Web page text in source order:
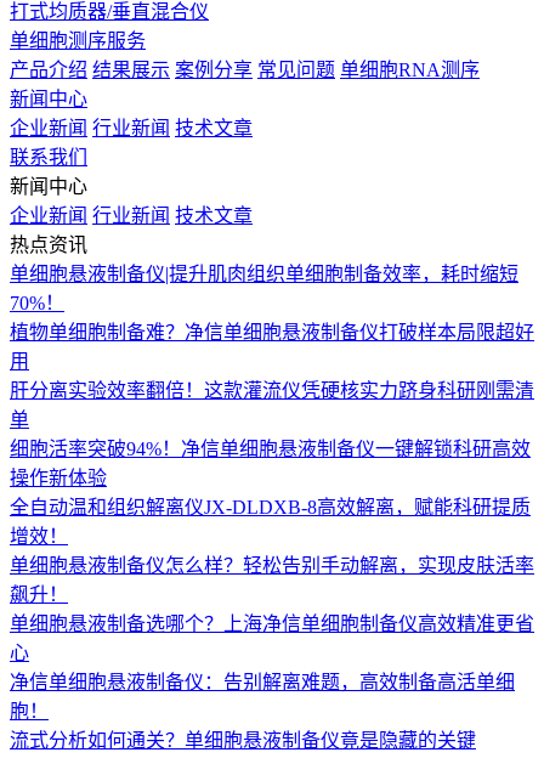
打式均质器/垂直混合仪
单细胞测序服务
产品介绍 结果展示 案例分享 常见问题 单细胞RNA测序
新闻中心
企业新闻 行业新闻 技术文章
联系我们
新闻中心
企业新闻 行业新闻 技术文章
热点资讯
单细胞悬液制备仪|提升肌肉组织单细胞制备效率，耗时缩短
70%！
植物单细胞制备难？净信单细胞悬液制备仪打破样本局限超好
用
肝分离实验效率翻倍！这款灌流仪凭硬核实力跻身科研刚需清
单
细胞活率突破94%！净信单细胞悬液制备仪一键解锁科研高效
操作新体验
全自动温和组织解离仪JX-DLDXB-8高效解离，赋能科研提质
增效！
单细胞悬液制备仪怎么样？轻松告别手动解离，实现皮肤活率
飙升！
单细胞悬液制备选哪个？上海净信单细胞制备仪高效精准更省
心
净信单细胞悬液制备仪：告别解离难题，高效制备高活单细
胞！
流式分析如何通关？单细胞悬液制备仪竟是隐藏的关键